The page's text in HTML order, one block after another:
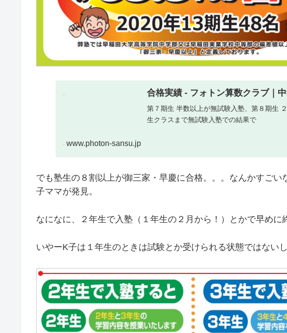
合格実績 - フォトン算数クラブ｜
第７期生 半数以上が無試験入塾、第８期生
生クラスまで無試験入塾での結果で
www.photon-sansu.jp
でも塾生の８割以上が御三家・早慶に合格。。。なんかすごい
子ママが発見。
なになに、２年生で入塾（１年生の２月から！）とかで早めに
いやーK子は１年生のときは試験とか受けられる状態ではない